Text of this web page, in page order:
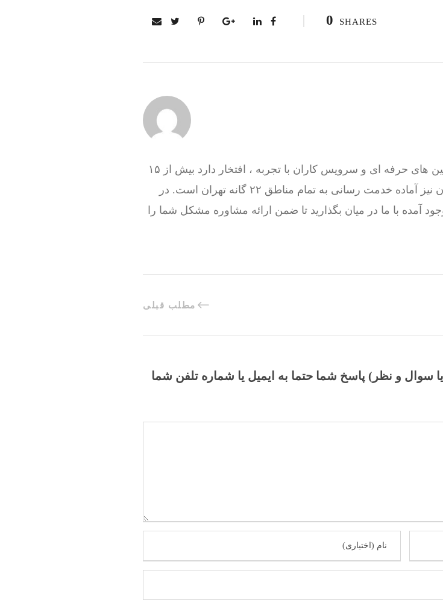
0 SHARES
گروه فنی تعمیرات تاسیسات ما با به‌ کارگیری تکنسین های حرفه ای و سرویس کاران با تجربه ، افتخار دارد بیش از ۱۵
سال در کنار شما همشهریان تهرانی باشد و هم اکنون نیز آماده خدمت رسانی به تمام مناطق ۲۲ گانه تهران است. در
با ما در میان بگذارید تا ضمن ارائه مشاوره مشکل شما را
مطلب قبلی
سوال و نظر) پاسخ شما حتما به ایمیل یا شماره تلفن شما